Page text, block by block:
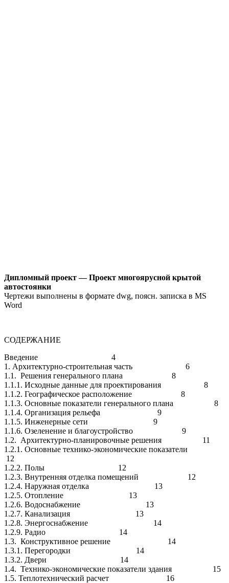
Дипломный проект — Проект многоярусной крытой
автостоянки
Чертежи выполнены в формате dwg, поясн. записка в MS
Word
СОДЕРЖАНИЕ
Введение 4
1. Архитектурно-строительная часть 6
1.1. Решения генерального плана 8
1.1.1. Исходные данные для проектирования 8
1.1.2. Географическое расположение 8
1.1.3. Основные показатели генерального плана 8
1.1.4. Организация рельефа 9
1.1.5. Инженерные сети 9
1.1.6. Озеленение и благоустройство 9
1.2. Архитектурно-планировочные решения 11
1.2.1. Основные технико-экономические показатели
12
1.2.2. Полы 12
1.2.3. Внутренняя отделка помещений 12
1.2.4. Наружная отделка 13
1.2.5. Отопление 13
1.2.6. Водоснабжение 13
1.2.7. Канализация 13
1.2.8. Энергоснабжение 14
1.2.9. Радио 14
1.3. Конструктивное решение 14
1.3.1. Перегородки 14
1.3.2. Двери 14
1.4. Технико-экономические показатели здания 15
1.5. Теплотехнический расчет 16